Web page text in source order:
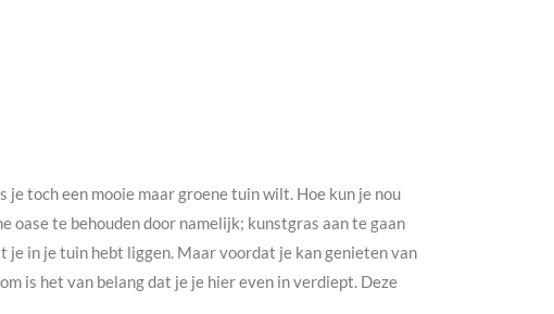
toch een mooie maar groene tuin wilt. Hoe kun je nou
oase te behouden door namelijk; kunstgras aan te gaan
in je tuin hebt liggen. Maar voordat je kan genieten van
is het van belang dat je je hier even in verdiept. Deze